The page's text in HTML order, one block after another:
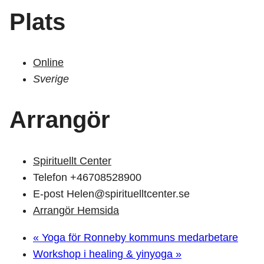
Plats
Online
Sverige
Arrangör
Spirituellt Center
Telefon +46708528900
E-post Helen@spirituelltcenter.se
Arrangör Hemsida
« Yoga för Ronneby kommuns medarbetare
Workshop i healing & yinyoga »